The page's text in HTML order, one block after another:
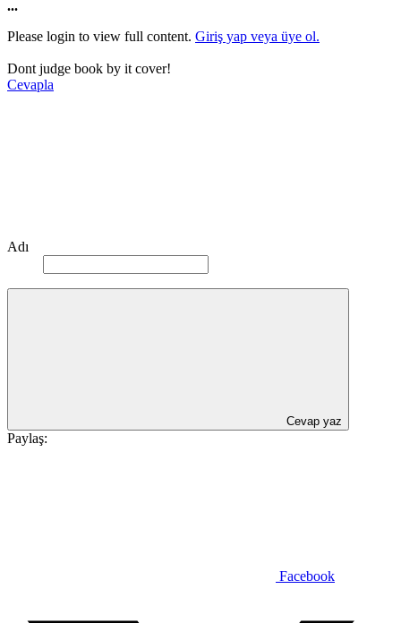
...
Please login to view full content. Giriş yap veya üye ol.
Dont judge book by it cover!
Cevapla
Adı
Cevap yaz
Paylaş:
Facebook